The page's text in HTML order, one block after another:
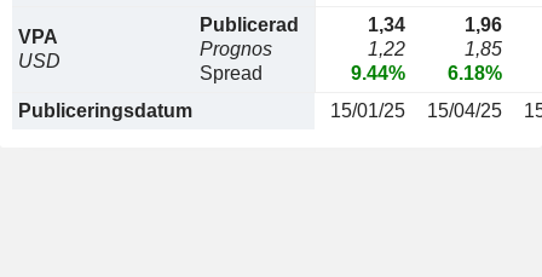
VPA
USD
Publicerad
Prognos
Spread
1,34
1,22
9.44%
1,96
1,85
6.18%
Publiceringsdatum
15/01/25 15/04/25